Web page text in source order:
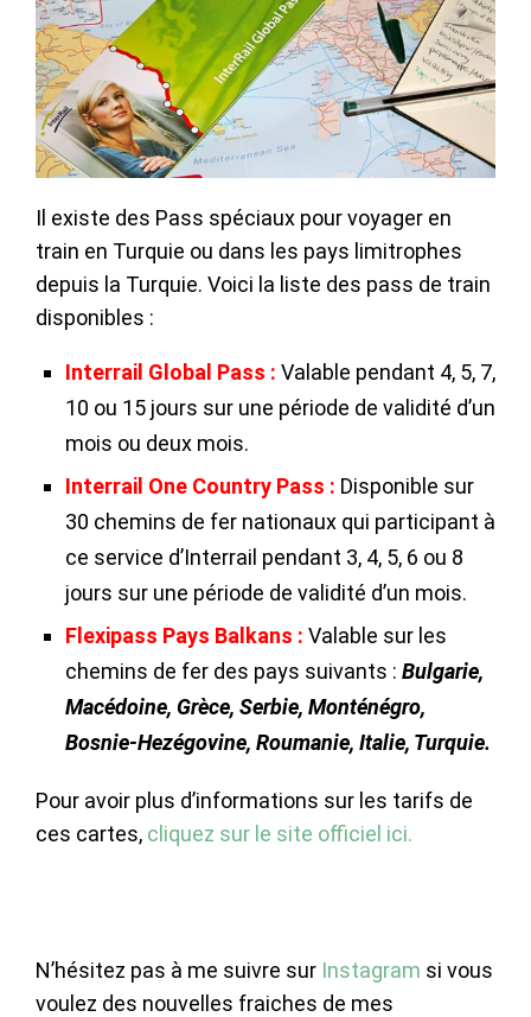
Il existe des Pass spéciaux pour voyager en
train en Turquie ou dans les pays limitrophes
depuis la Turquie. Voici la liste des pass de train
disponibles :
Interrail Global Pass : Valable pendant 4, 5, 7,
10 ou 15 jours sur une période de validité d’un
mois ou deux mois.
Interrail One Country Pass : Disponible sur
30 chemins de fer nationaux qui participant à
ce service d’Interrail pendant 3, 4, 5, 6 ou 8
jours sur une période de validité d’un mois.
Flexipass Pays Balkans : Valable sur les
chemins de fer des pays suivants : Bulgarie,
Macédoine, Grèce, Serbie, Monténégro,
Bosnie-Hezégovine, Roumanie, Italie, Turquie.
Pour avoir plus d’informations sur les tarifs de
ces cartes, cliquez sur le site officiel ici.
N’hésitez pas à me suivre sur Instagram si vous
voulez des nouvelles fraiches de mes